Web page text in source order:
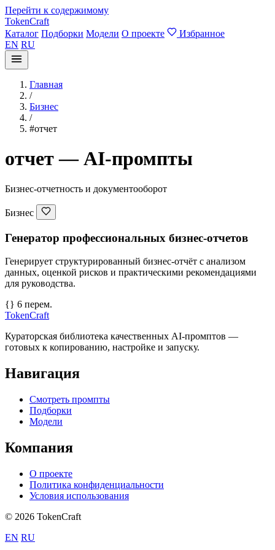
Перейти к содержимому
TokenCraft
Каталог Подборки Модели О проекте
Избранное
EN RU
Главная
/
Бизнес
/
#отчет
отчет — AI-промпты
Бизнес-отчетность и документооборот
Бизнес
Генератор профессиональных бизнес-отчетов
Генерирует структурированный бизнес-отчёт с анализом
данных, оценкой рисков и практическими рекомендациями
для руководства.
{} 6 перем.
TokenCraft
Кураторская библиотека качественных AI-промптов —
готовых к копированию, настройке и запуску.
Навигация
Смотреть промпты
Подборки
Модели
Компания
О проекте
Политика конфиденциальности
Условия использования
© 2026 TokenCraft
EN RU